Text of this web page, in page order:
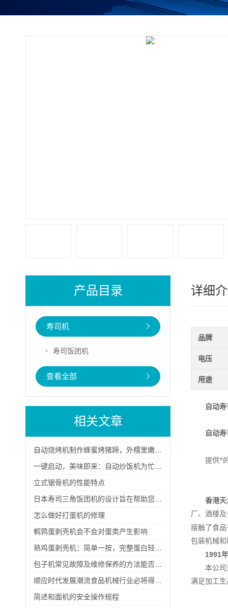
产品目录
寿司机
寿司饭团机
查看全部
相关文章
立式锯骨机的性能特点
怎么做好打蛋机的修理
鹌鹑蛋剥壳机会不会对蛋类产生影响
简述和面机的安全操作规程
详细
品牌
电压
用途
自动
自动
提供*
香港
厂、酒楼
接触了食
包装机械
1991
本公
满足加工